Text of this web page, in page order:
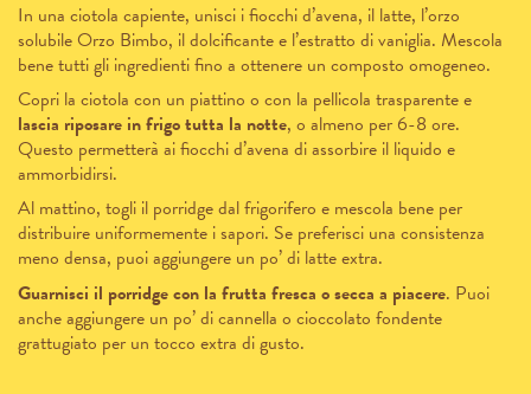
In una ciotola capiente, unisci i fiocchi d’avena, il latte, l’orzo
solubile Orzo Bimbo, il dolcificante e l’estratto di vaniglia. Mescola
bene tutti gli ingredienti fino a ottenere un composto omogeneo.
Copri la ciotola con un piattino o con la pellicola trasparente e
lascia riposare in frigo tutta la notte, o almeno per 6-8 ore.
Questo permetterà ai fiocchi d’avena di assorbire il liquido e
ammorbidirsi.
Al mattino, togli il porridge dal frigorifero e mescola bene per
distribuire uniformemente i sapori. Se preferisci una consistenza
meno densa, puoi aggiungere un po’ di latte extra.
Guarnisci il porridge con la frutta fresca o secca a piacere. Puoi
anche aggiungere un po’ di cannella o cioccolato fondente
grattugiato per un tocco extra di gusto.